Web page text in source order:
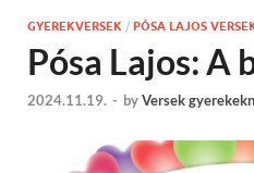
GYEREKVERSEK / PÓSA LAJOS
Pósa Lajos: A
2024.11.19. - byVersek